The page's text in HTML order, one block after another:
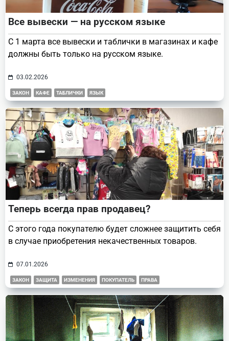
Все вывески — на русском языке
С 1 марта все вывески и таблички в магазинах и кафе
должны быть только на русском языке.
03.02.2026
ЗАКОН КАФЕ ТАБЛИЧКИ ЯЗЫК
Теперь всегда прав продавец?
С этого года покупателю будет сложнее защитить себя
в случае приобретения некачественных товаров.
07.01.2026
ЗАКОН ЗАЩИТА ИЗМЕНЕНИЯ ПОКУПАТЕЛЬ ПРАВА